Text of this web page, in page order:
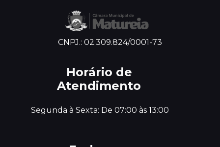
CNPJ.: 02.309.824/0001-73
Horário de
Atendimento
Segunda à Sexta: De 07:00 às 13:00